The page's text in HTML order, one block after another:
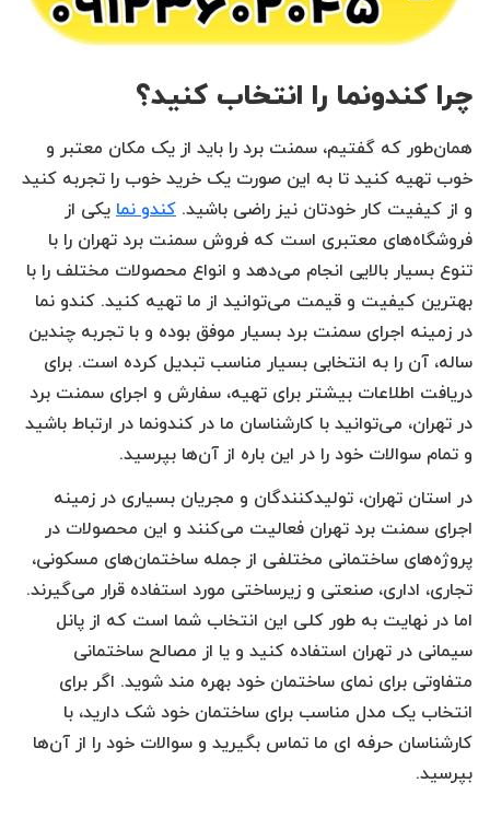
چرا کندونما را انتخاب کنید؟
همان‌طور که گفتیم، سمنت برد را باید از یک مکان معتبر و
خوب تهیه کنید تا به این صورت یک خرید خوب را تجربه کنید
و از کیفیت کار خودتان نیز راضی باشید. کندو نمایکی از
فروشگاه‌های معتبری است که فروش سمنت برد تهران را با
تنوع بسیار بالایی انجام می‌دهد و انواع محصولات مختلف را با
بهترین کیفیت و قیمت می‌توانید از ما تهیه کنید. کندو نما
در زمینه اجرای سمنت برد بسیار موفق بوده و با تجربه چندین
ساله، آن را به انتخابی بسیار مناسب تبدیل کرده است. برای
دریافت اطلاعات بیشتر برای تهیه، سفارش و اجرای سمنت برد
در تهران، می‌توانید با کارشناسان ما در کندونما در ارتباط باشید
و تمام سوالات خود را در این باره از آن‌ها بپرسید.
در استان تهران، تولیدکنندگان و مجریان بسیاری در زمینه
اجرای سمنت برد تهران فعالیت می‌کنند و این محصولات در
پروژه‌های ساختمانی مختلفی از جمله ساختمان‌های مسکونی،
تجاری، اداری، صنعتی و زیرساختی مورد استفاده قرار می‌گیرند.
اما در نهایت به طور کلی این انتخاب شما است که از پانل
سیمانی در تهران استفاده کنید و یا از مصالح ساختمانی
متفاوتی برای نمای ساختمان خود بهره مند شوید. اگر برای
انتخاب یک مدل مناسب برای ساختمان خود شک دارید، با
کارشناسان حرفه ای ما تماس بگیرید و سوالات خود را از آن‌ها
بپرسید.